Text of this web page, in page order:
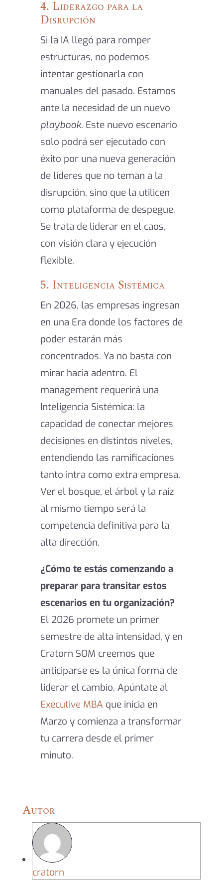
4. Liderazgo para la
Disrupción
Si la IA llegó para romper
estructuras, no podemos
intentar gestionarla con
manuales del pasado. Estamos
ante la necesidad de un nuevo
playbook. Este nuevo escenario
solo podrá ser ejecutado con
éxito por una nueva generación
de líderes que no teman a la
disrupción, sino que la utilicen
como plataforma de despegue.
Se trata de liderar en el caos,
con visión clara y ejecución
flexible.
5. Inteligencia Sistémica
En 2026, las empresas ingresan
en una Era donde los factores de
poder estarán más
concentrados. Ya no basta con
mirar hacia adentro. El
management requerirá una
Inteligencia Sistémica: la
capacidad de conectar mejores
decisiones en distintos niveles,
entendiendo las ramificaciones
tanto intra como extra empresa.
Ver el bosque, el árbol y la raíz
al mismo tiempo será la
competencia definitiva para la
alta dirección.
¿Cómo te estás comenzando a
preparar para transitar estos
escenarios en tu organización?
El 2026 promete un primer
semestre de alta intensidad, y en
Cratorn SOM creemos que
anticiparse es la única forma de
liderar el cambio. Apúntate al
Executive MBA que inicia en
Marzo y comienza a transformar
tu carrera desde el primer
minuto.
Autor
cratorn